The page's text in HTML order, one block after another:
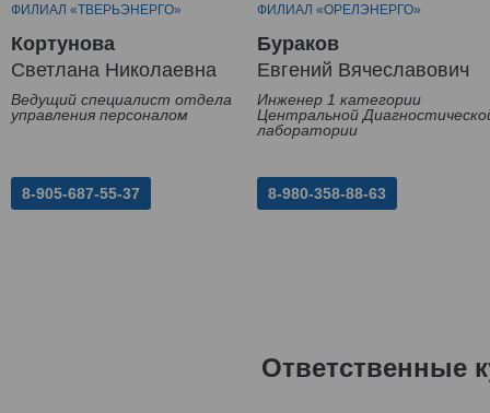
ФИЛИАЛ «ТВЕРЬЭНЕРГО»
Кортунова
Светлана Николаевна
Ведущий специалист отдела
управления персоналом
8-905-687-55-37
ФИЛИАЛ «ОРЕЛЭНЕРГО»
Бураков
Евгений Вячеславович
Инженер 1 категории
Центральной
лаборатории
8-980-358-88-63
Ответственные